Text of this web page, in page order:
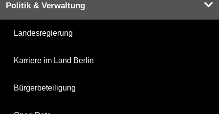
Politik & Verwaltung
Landesregierung
Karriere im Land Berlin
Bürgerbeteiligung